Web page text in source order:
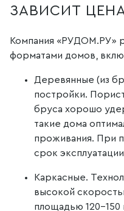
ЗАВИСИТ
Компания «РУДОМ.РУ»
форматами домов,
Деревянные (из
постройки.
бруса хорошо
такие дома
проживания. При
срок
Каркасные.
высокой
площадью 120–150